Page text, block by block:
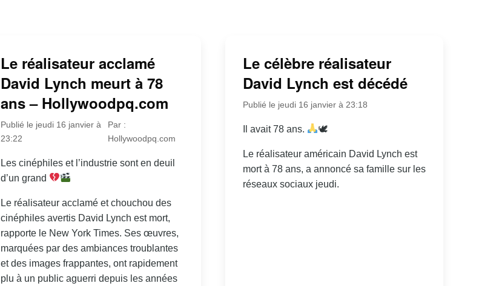
Le réalisateur acclamé
David Lynch meurt à 78
ans – Hollywoodpq.com
Publié le jeudi 16 janvier à
23:22
Par :
Hollywoodpq.com
Les cinéphiles et l’industrie sont en deuil
d’un grand
Le réalisateur acclamé et chouchou des
cinéphiles avertis David Lynch est mort,
rapporte le New York Times. Ses œuvres,
marquées par des ambiances troublantes
et des images frappantes, ont rapidement
plu à un public aguerri depuis les années
Le célèbre réalisateur
David Lynch est décédé
Publié le jeudi 16 janvier à 23:18
Il avait 78 ans. 🕊
Le réalisateur américain David Lynch est
mort à 78 ans, a annoncé sa famille sur les
réseaux sociaux jeudi.